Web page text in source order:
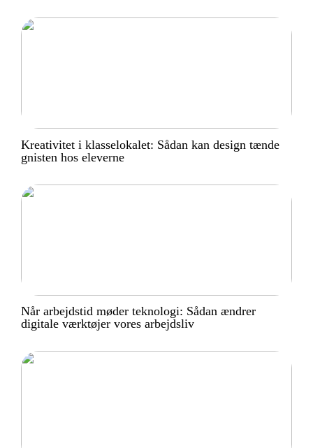
Kreativitet i klasselokalet: Sådan kan design tænde
gnisten hos eleverne
Når arbejdstid møder teknologi: Sådan ændrer
digitale værktøjer vores arbejdsliv